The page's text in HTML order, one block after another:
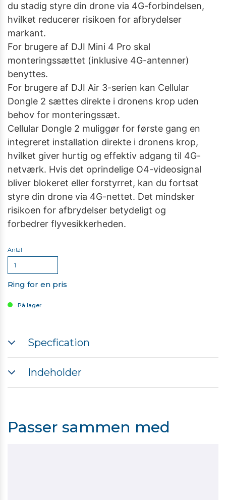
du stadig styre din drone via 4G-forbindelsen,
hvilket reducerer risikoen for afbrydelser
markant.
For brugere af DJI Mini 4 Pro skal
monteringssættet (inklusive 4G-antenner)
benyttes.
For brugere af DJI Air 3-serien kan Cellular
Dongle 2 sættes direkte i dronens krop uden
behov for monteringssæt.
Cellular Dongle 2 muliggør for første gang en
integreret installation direkte i dronens krop,
hvilket giver hurtig og effektiv adgang til 4G-
netværk. Hvis det oprindelige O4-videosignal
bliver blokeret eller forstyrret, kan du fortsat
styre din drone via 4G-nettet. Det mindsker
risikoen for afbrydelser betydeligt og
forbedrer flyvesikkerheden.
Antal
Ring for en pris
På lager
Specfication
Indeholder
Passer sammen med